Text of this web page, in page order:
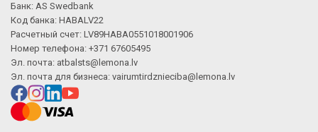
Банк: AS Swedbank
Код банка: HABALV22
Расчетный счет: LV89HABA0551018001906
Номер телефона: +371 67605495
Эл. почта: atbalsts@lemona.lv
Эл. почта для бизнеса: vairumtirdznieciba@lemona.lv